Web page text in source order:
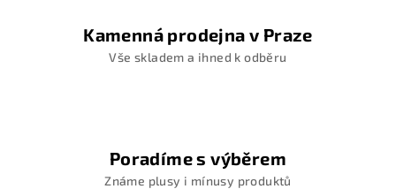
Kamenná prodejna v Praze
Vše skladem a ihned k odběru
Poradíme s výběrem
Známe plusy i mínusy produktů